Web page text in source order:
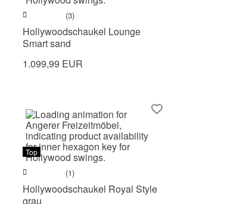
(3)
Hollywoodschaukel Lounge
Smart sand
1.099,99 EUR
Top
(1)
Hollywoodschaukel Royal Style
grau